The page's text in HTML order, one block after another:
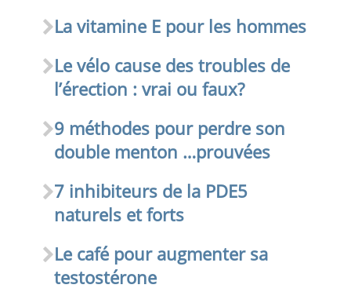
La vitamine E pour les hommes
Le vélo cause des troubles de
l’érection : vrai ou faux?
9 méthodes pour perdre son
double menton …prouvées
7 inhibiteurs de la PDE5
naturels et forts
Le café pour augmenter sa
testostérone